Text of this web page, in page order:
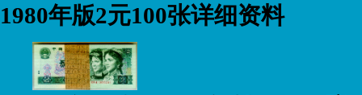
1980年版2元100张详细资料